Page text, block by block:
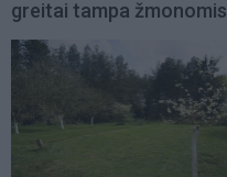
greitai tampa žmonomis